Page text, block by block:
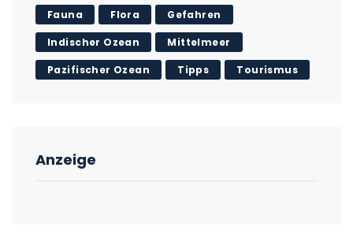
Fauna Flora Gefahren
Indischer Ozean Mittelmeer
Pazifischer Ozean Tipps Tourismus
Anzeige